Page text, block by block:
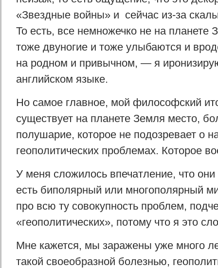
«Звездные войны» и сейчас из-за
То есть, все немножечко не на планете
тоже двуногие и тоже улыбаются и
на родном и привычном, — я
английском языке.
Но самое главное, мой философский
существует на планете Земля место,
полушарие, которое не подозревает о
геополитических проблемах. Которое
У меня сложилось впечатление, что они
есть биполярный или многополярный
про всю ту совокупность проблем,
«геополитических», потому что я это
Мне кажется, мы заражены уже много
такой своеобразной болезнью,